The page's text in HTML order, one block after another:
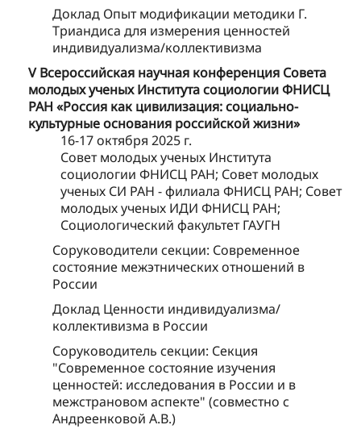
Доклад Опыт модификации методики Г.
Триандиса для измерения ценностей
индивидуализма/коллективизма
V Всероссийская научная конференция Совета
молодых ученых Института социологии ФНИСЦ
РАН «Россия как цивилизация: социально-
культурные основания российской жизни»
16-17 октября 2025 г.
Совет молодых ученых Института
социологии ФНИСЦ РАН; Совет молодых
ученых СИ РАН - филиала ФНИСЦ РАН; Совет
молодых ученых ИДИ ФНИСЦ РАН;
Социологический факультет ГАУГН
Соруководители секции: Современное
состояние межэтнических отношений в
России
Доклад Ценности индивидуализма/
коллективизма в России
Соруководитель секции: Секция
"Современное состояние изучения
ценностей: исследования в России и в
межстрановом аспекте" (совместно с
Андреенковой А.В.)